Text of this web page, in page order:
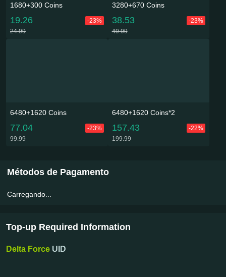
1680+300 Coins
19.26
-23%
24.99
3280+670 Coins
38.53
-23%
49.99
6480+1620 Coins
77.04
-23%
99.99
6480+1620 Coins*2
157.43
-22%
199.99
Métodos de Pagamento
Carregando...
Top-up Required Information
Delta Force UID